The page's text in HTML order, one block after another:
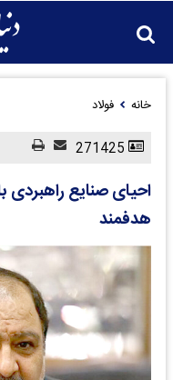
خانه فولاد
احیای صنایع راهبردی
هدفمند